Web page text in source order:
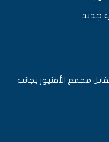
جديد
الري -قطعة 1 – قسيمة 1537 – مقابل مجمع الأفنيوز بجانب